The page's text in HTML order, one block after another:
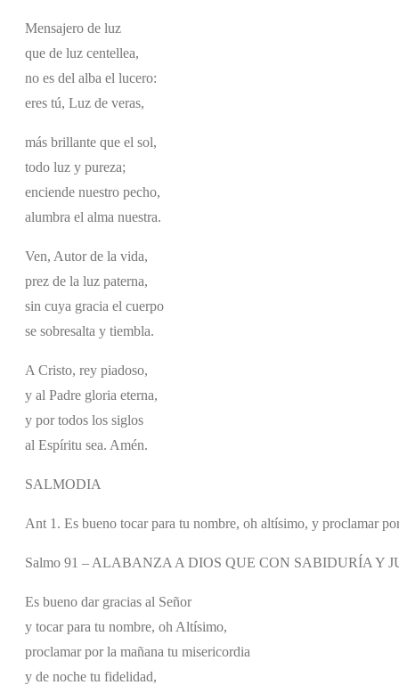
Mensajero de luz
que de luz centellea,
no es del alba el lucero:
eres tú, Luz de veras,
más brillante que el sol,
todo luz y pureza;
enciende nuestro pecho,
alumbra el alma nuestra.
Ven, Autor de la vida,
prez de la luz paterna,
sin cuya gracia el cuerpo
se sobresalta y tiembla.
A Cristo, rey piadoso,
y al Padre gloria eterna,
y por todos los siglos
al Espíritu sea. Amén.
SALMODIA
Ant 1. Es bueno tocar para tu nombre, oh altísimo, y proclamar
Salmo 91 – ALABANZA A DIOS QUE CON SABIDURÍA Y
Es bueno dar gracias al Señor
y tocar para tu nombre, oh Altísimo,
proclamar por la mañana tu misericordia
y de noche tu fidelidad,